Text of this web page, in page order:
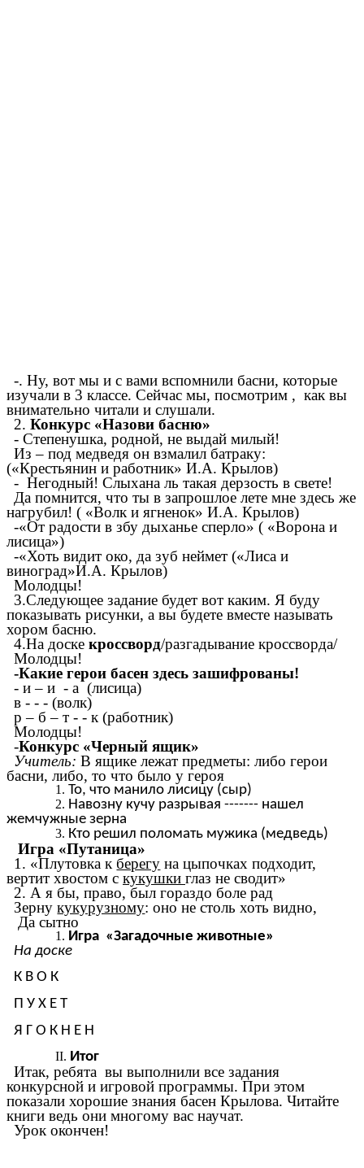
-. Ну, вот мы и с вами вспомнили басни, которые
изучали в 3 классе. Сейчас мы, посмотрим , как вы
внимательно читали и слушали.
2.Конкурс «Назови басню»
- Степенушка, родной, не выдай милый!
Из – под медведя он взмалил батраку:
(«Крестьянин и работник» И.А. Крылов)
- Негодный! Слыхана ль такая дерзость в свете!
Да помнится, что ты в запрошлое лете мне здесь же
нагрубил! ( «Волк и ягненок» И.А. Крылов)
-«От радости в збу дыханье сперло» ( «Ворона и
лисица»)
-«Хоть видит око, да зуб неймет («Лиса и
виноград»И.А. Крылов)
Молодцы!
3.Следующее задание будет вот каким. Я буду
показывать рисунки, а вы будете вместе называть
хором басню.
4.На доскекроссворд/разгадывание кроссворда/
Молодцы!
-Какие герои басен здесь зашифрованы!
- и – и - а (лисица)
в - - - (волк)
р – б – т - - к (работник)
Молодцы!
-Конкурс «Черный ящик»
Учитель: В ящике лежат предметы: либо герои
басни, либо, то что было у героя
То, что манило лисицу (сыр)
Навозну кучу разрывая ------- нашел
жемчужные зерна
Кто решил поломать мужика (медведь)
Игра «Путаница»
1. «Плутовка кберегу на цыпочках подходит,
вертит хвостом с кукушки глаз не сводит»
2. А я бы, право, был гораздо боле рад
Зернукукурузному: оно не столь хоть видно,
Да сытно
Игра «Загадочные животные»
На доске
К В О К
П У Х Е Т
Я Г О К Н Е Н
Итог
Итак, ребята вы выполнили все задания
конкурсной и игровой программы. При этом
показали хорошие знания басен Крылова. Читайте
книги ведь они многому вас научат.
Урок окончен!